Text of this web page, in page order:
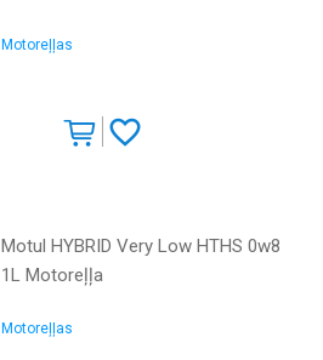
Motoreļļas
Motul HYBRID Very Low HTHS 0w8
1L Motoreļļa
Motoreļļas